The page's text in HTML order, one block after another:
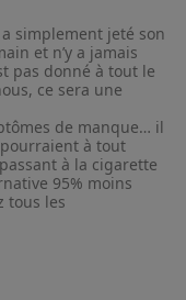
simplement jeté son
et n’y a jamais
pas donné à tout le
ce sera une
de manque… il
à tout
à la cigarette
95% moins
tous les